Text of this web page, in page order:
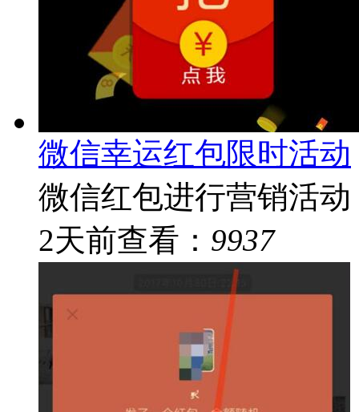
微信幸运红包限时活动
微信红包进行营销活动
2天前查看： 9937